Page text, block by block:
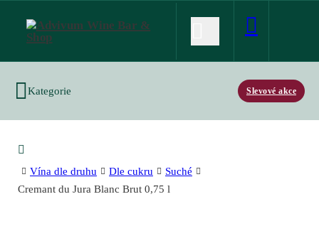
Kategorie Slevové akce
Vína dle druhu Dle cukru
Suché
Cremant du Jura Blanc Brut 0,75 l